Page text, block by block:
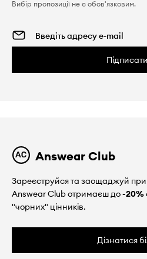
Вибір пропозиції не є обов'язковим.
Answear Club
Зареєструйся та заощаджуй при
Answear Club отримаєш до-20%
"чорних" цінників.
Дізнатися